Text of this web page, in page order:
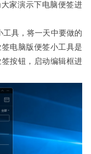
大家演示下电脑便签进
工具 ，将一天中要做的
签电脑版便签小工具是
按钮 ，
启动编辑框进